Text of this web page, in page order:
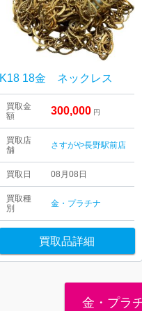
K18 18金 ネックレス
買取金
額
300,000 円
買取店
舗
さすがや長野駅前店
買取日 08月08日
買取種
別
金・プラチナ
買取品詳細
金・プラ